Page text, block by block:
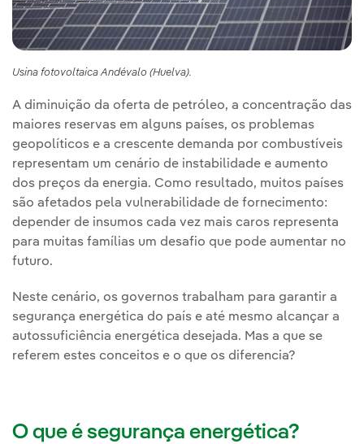
Usina fotovoltaica Andévalo (Huelva).
A diminuição da oferta de petróleo, a concentração das
maiores reservas em alguns países, os problemas
geopolíticos e a crescente demanda por combustíveis
representam um cenário de instabilidade e aumento
dos preços da energia. Como resultado, muitos países
são afetados pela vulnerabilidade de fornecimento:
depender de insumos cada vez mais caros representa
para muitas famílias um desafio que pode aumentar no
futuro.
Neste cenário, os governos trabalham para garantir a
segurança energética do país e até mesmo alcançar a
autossuficiência energética desejada. Mas a que se
referem estes conceitos e o que os diferencia?
O que é segurança energética?